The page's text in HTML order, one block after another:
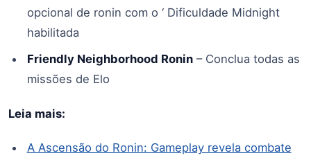
opcional de ronin com o ‘ Dificuldade Midnight
habilitada
Friendly Neighborhood Ronin– Conclua todas as
missões de Elo
Leia mais:
A Ascensão do Ronin: Gameplay revela combate